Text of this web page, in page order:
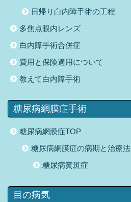
日帰り白内障手術の工程
多焦点眼内レンズ
白内障手術合併症
費用と保険適用について
教えて白内障手術
糖尿病網膜症手術
糖尿病網膜症TOP
糖尿病網膜症の病期と治療法
糖尿病黄斑症
目の病気